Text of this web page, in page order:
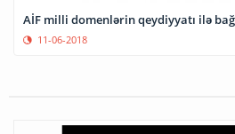
AİF milli domenlərin qeydiyyatı ilə
11-06-2018